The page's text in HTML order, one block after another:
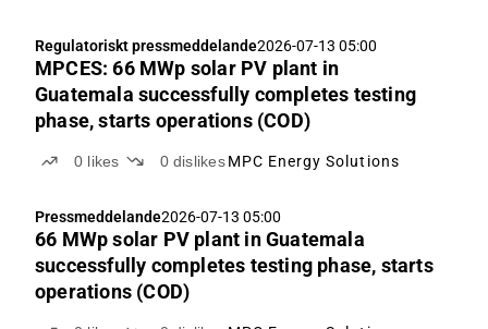
Regulatoriskt pressmeddelande2026-07-13 05:00
MPCES: 66 MWp solar PV plant in
Guatemala successfully completes testing
phase, starts operations (COD)
0 likes 0 dislikes MPC Energy Solutions
Pressmeddelande2026-07-13 05:00
66 MWp solar PV plant in Guatemala
successfully completes testing phase, starts
operations (COD)